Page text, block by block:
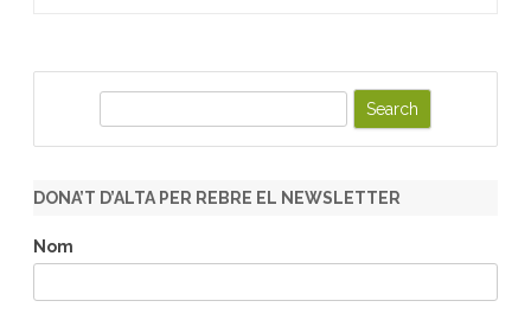
r
h
DONA’T D’ALTA PER REBRE EL NEWSLETTER
Nom